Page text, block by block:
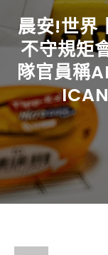
晨安!世界
不守規矩
隊官員稱